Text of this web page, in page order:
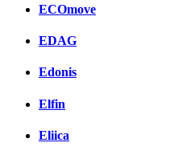
ECOmove
EDAG
Edonis
Elfin
Eliica